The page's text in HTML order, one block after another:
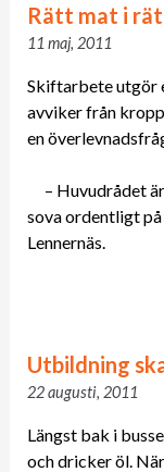
Rätt mat i
11 maj, 2011
Skiftarbete utgör
avviker från
en
– Huvudrådet
sova ordentligt
Lennernäs.
Utbildning
22 augusti, 2011
Längst bak i
och dricker öl.